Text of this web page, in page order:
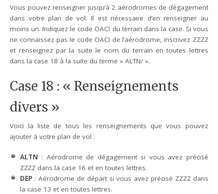
Vous pouvez renseigner jusqu’à 2 aérodromes de dégagement
dans votre plan de vol. Il est nécessaire d’en renseigner au
moins un. Indiquez le code OACI du terrain dans la case. Si vous
ne connaissez pas le code OACI de l’aérodrome, inscrivez ZZZZ
et renseignez par la suite le nom du terrain en toutes lettres
dans la case 18 à la suite du terme « ALTN/ ».
Case 18 : « Renseignements
divers »
Voici la liste de tous les renseignements que vous pouvez
ajouter à votre plan de vol :
ALTN : Aérodrome de dégagement si vous avez précisé
ZZZZ dans la case 16 et en toutes lettres.
DEP : Aérodrome de départ si vous avez précisé ZZZZ dans
la case 13 et en toutes lettres.